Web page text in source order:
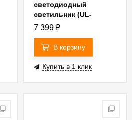
светодиодный
светильник (UL-
00004209) Uniel ULO-
IP65 Silver
7 399 ₽
В корзину
Купить в 1 клик